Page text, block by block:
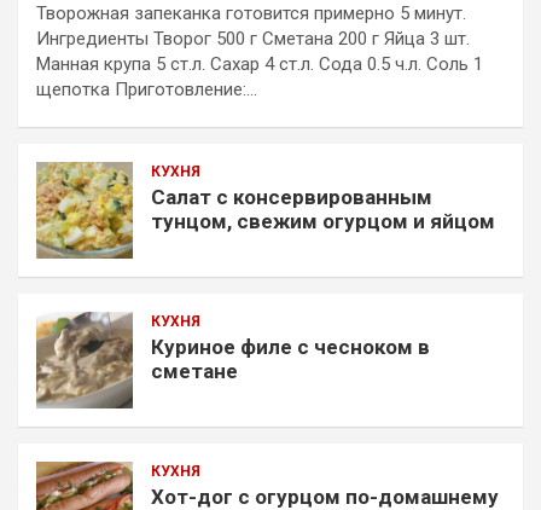
Творожная запеканка готовится примерно 5 минут.
Ингредиенты Творог 500 г Сметана 200 г Яйца 3 шт.
Манная крупа 5 ст.л. Сахар 4 ст.л. Сода 0.5 ч.л. Соль 1
щепотка Приготовление:…
КУХНЯ
Салат с консервированным
тунцом, свежим огурцом и яйцом
КУХНЯ
Куриное филе с чесноком в
сметане
КУХНЯ
Хот-дог с огурцом по-домашнему